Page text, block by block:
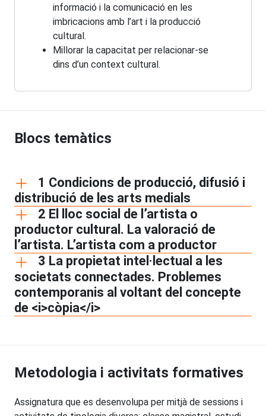
informació i la comunicació en les
imbricacions amb l’art i la producció
cultural.
Millorar la capacitat per relacionar-se
dins d’un context cultural.
Blocs temàtics
1 Condicions de producció, difusió i
distribució de les arts medials
2 El lloc social de l’artista o
productor cultural. La valoració de
l’artista. L’artista com a productor
3 La propietat intel·lectual a les
societats connectades. Problemes
contemporanis al voltant del concepte
de <i>còpia</i>
Metodologia i activitats formatives
Assignatura que es desenvolupa per mitjà de sessions i